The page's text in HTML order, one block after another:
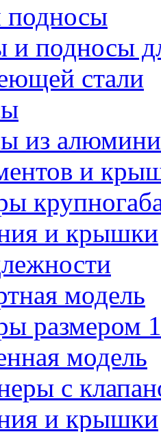
подносы
и подносы
стали
из
и
и крышки
модель
размером
модель
с
и крышки